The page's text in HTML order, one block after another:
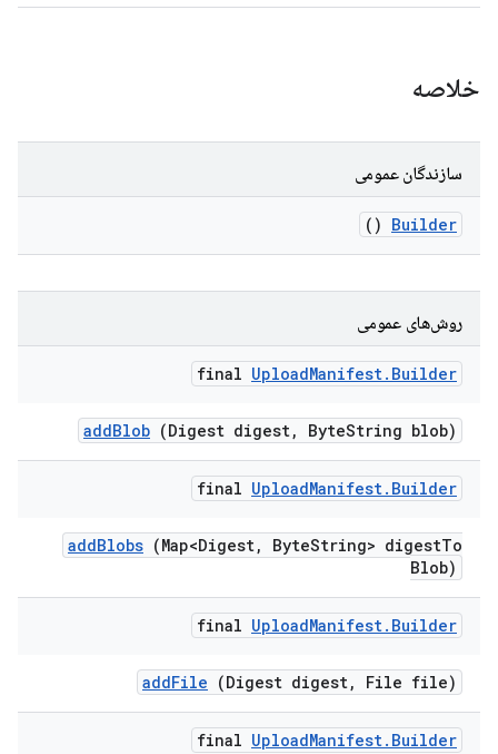
خلاصه
سازندگان عمومی
Builder
()
روش‌های عمومی
final UploadManifest. Builder
addBlob (Digest digest, ByteString blob)
final UploadManifest. Builder
addBlobs (Map<Digest, ByteString> digestTo
Blob)
final UploadManifest. Builder
addFile (Digest digest, File file)
final UploadManifest. Builder